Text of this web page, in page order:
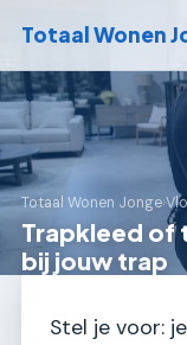
Totaal Wonen
Totaal Wonen Jonge›
Trapkleed of
bij jouw trap
Stel je voor: